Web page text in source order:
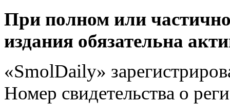
При полном или
издания обязательна
«SmolDaily»
Номер свидетельства о